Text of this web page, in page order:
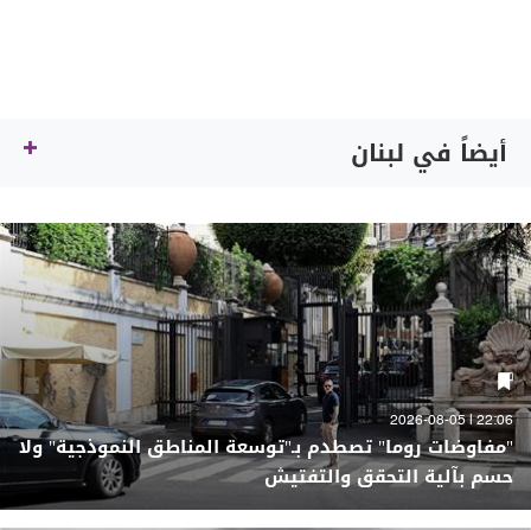
أيضاً في لبنان
22:06 | 2026-08-05
"مفاوضات روما" تصطدم بـ"توسعة المناطق النموذجية" ولا
حسم بآلية التحقق والتفتيش